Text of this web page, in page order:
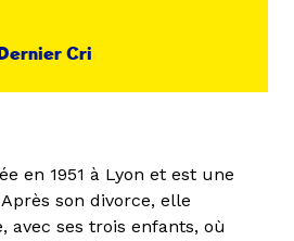
Cri
en 1951 à Lyon et est une
son divorce, elle
avec ses trois enfants, où